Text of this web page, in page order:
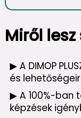
Miről lesz
▶ A DIMOP
és
▶ A 100%-
képzések